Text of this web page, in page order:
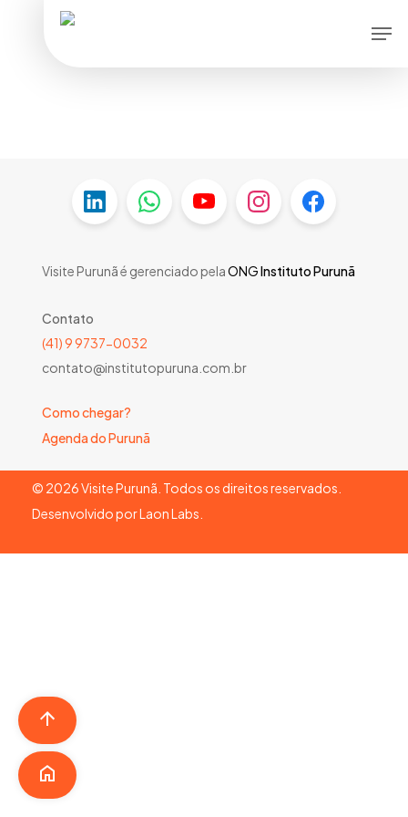
Visite Purunã é gerenciado pelaONGInstituto Purunã
Contato
(41) 9 9737-0032
contato@institutopuruna.com.br
Como chegar?
Agenda do Purunã
© 2026Visite Purunã. Todos os direitos reservados.
Desenvolvido porLaon Labs